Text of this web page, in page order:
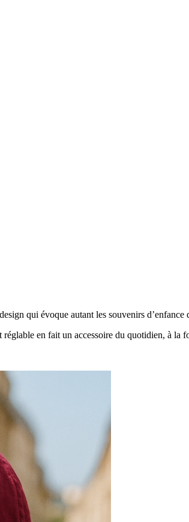
qui évoque autant les souvenirs d’enfance
en fait un accessoire du quotidien, à la